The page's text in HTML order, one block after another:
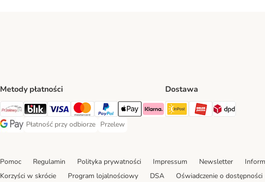
Metody płatności
Przelewy24 Payment Method
Blik Payment Method
VISA Payment Method
MasterCard Payment Method
PayPal Payment Method
Apple Pay Payment Method
Klarna Payment Method
Google Pay Payment Method
Płatność przy odbiorze
Płatność przy odbiorze Payment Method
Przelew
Przelew Payment Method
Dostawa
InPost Shipping Method
ORLEN Paczka.
Pomoc Regulamin Polityka prywatności Impressum Newsletter
Korzyści w skrócie
Program lojalnościowy DSA Oświadczenie o dostępności